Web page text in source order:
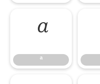
ª
ª